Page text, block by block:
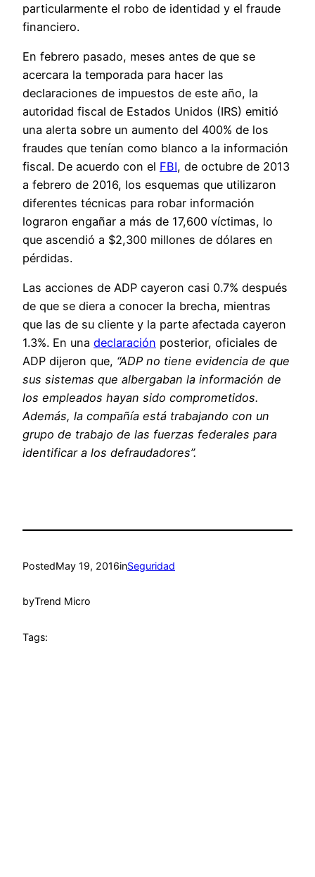
particularmente el robo de identidad y el fraude
financiero.
En febrero pasado, meses antes de que se
acercara la temporada para hacer las
declaraciones de impuestos de este año, la
autoridad fiscal de Estados Unidos (IRS) emitió
una alerta sobre un aumento del 400% de los
fraudes que tenían como blanco a la información
fiscal. De acuerdo con el FBI, de octubre de 2013
a febrero de 2016, los esquemas que utilizaron
diferentes técnicas para robar información
lograron engañar a más de 17,600 víctimas, lo
que ascendió a $2,300 millones de dólares en
pérdidas.
Las acciones de ADP cayeron casi 0.7% después
de que se diera a conocer la brecha, mientras
que las de su cliente y la parte afectada cayeron
1.3%. En una declaración posterior, oficiales de
ADP dijeron que, “ADP no tiene evidencia de que
sus sistemas que albergaban la información de
los empleados hayan sido comprometidos.
Además, la compañía está trabajando con un
grupo de trabajo de las fuerzas federales para
identificar a los defraudadores”.
PostedMay 19, 2016inSeguridad
byTrend Micro
Tags: